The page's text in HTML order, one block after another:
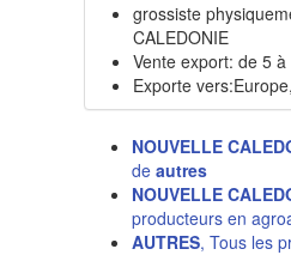
grossiste
CALEDONIE
Vente export: de 5 à
Exporte
NOUVELLE
de autres
NOUVELLE
producteurs en
AUTRES, Tous les